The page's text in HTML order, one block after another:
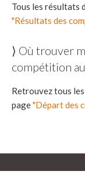
Tous les résultats
"Résultats des
⟩ Où trouver
compétition
Retrouvez tous
page"Départ des